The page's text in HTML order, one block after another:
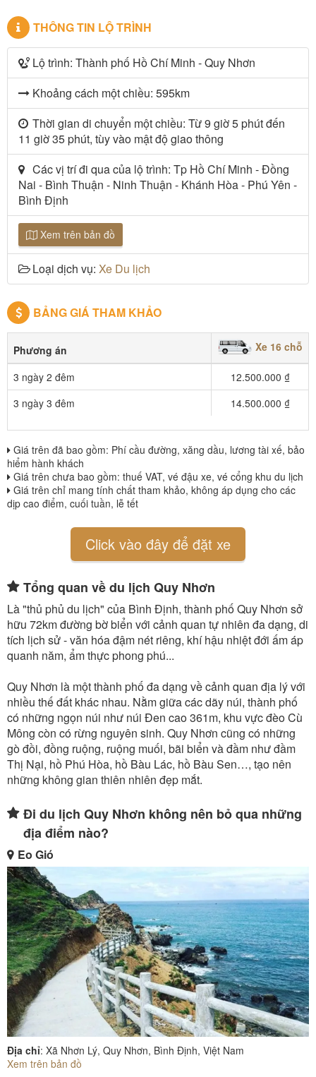
THÔNG TIN LỘ TRÌNH
Lộ trình: Thành phố Hồ Chí Minh - Quy Nhơn
Khoảng cách một chiều: 595km
Thời gian di chuyển một chiều: Từ 9 giờ 5 phút đến
11 giờ 35 phút, tùy vào mật độ giao thông
Các vị trí đi qua của lộ trình: Tp Hồ Chí Minh - Đồng
Nai - Bình Thuận - Ninh Thuận - Khánh Hòa - Phú Yên -
Bình Định
Xem trên bản đồ
Loại dịch vụ: Xe Du lịch
BẢNG GIÁ THAM KHẢO
Phương án Xe 16 chỗ
3 ngày 2 đêm
12.500.000 ₫
3 ngày 3 đêm
14.500.000 ₫
Giá trên đã bao gồm: Phí cầu đường, xăng dầu, lương tài xế, bảo
hiểm hành khách
Giá trên chưa bao gồm: thuế VAT, vé đậu xe, vé cổng khu du lịch
Giá trên chỉ mang tính chất tham khảo, không áp dụng cho các
dịp cao điểm, cuối tuần, lễ tết
Click vào đây để đặt xe
Tổng quan về du lịch Quy Nhơn
Là "thủ phủ du lịch" của Bình Định, thành phố Quy Nhơn sở
hữu 72km đường bờ biển với cảnh quan tự nhiên đa dạng, di
tích lịch sử - văn hóa đậm nét riêng, khí hậu nhiệt đới ấm áp
quanh năm, ẩm thực phong phú...
Quy Nhơn là một thành phố đa dạng về cảnh quan địa lý với
nhiều thế đất khác nhau. Nằm giữa các dãy núi, thành phố
có những ngọn núi như núi Đen cao 361m, khu vực đèo Cù
Mông còn có rừng nguyên sinh. Quy Nhơn cũng có những
gò đồi, đồng ruộng, ruộng muối, bãi biển và đầm như đầm
Thị Nại, hồ Phú Hòa, hồ Bàu Lác, hồ Bàu Sen…, tạo nên
những không gian thiên nhiên đẹp mắt.
Đi du lịch Quy Nhơn không nên bỏ qua những
địa điểm nào?
Eo Gió
Địa chỉ: Xã Nhơn Lý, Quy Nhơn, Bình Định, Việt Nam
Xem trên bản đồ